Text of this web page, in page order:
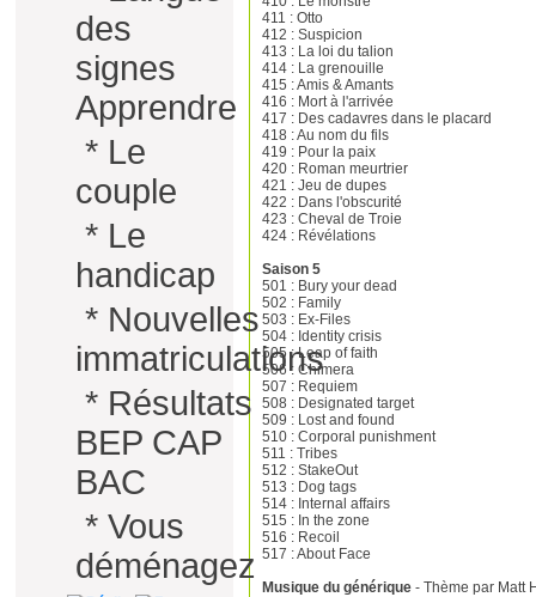
des
signes
Apprendre
* Le
couple
* Le
handicap
* Nouvelles
immatriculations
* Résultats
BEP CAP
BAC
* Vous
déménagez
411 : Otto
412 : Suspicion
413 : La loi du talion
414 : La grenouille
415 : Amis & Amants
416 : Mort à l'arrivée
417 : Des cadavres dans le placard
418 : Au nom du fils
419 : Pour la paix
420 : Roman meurtrier
421 : Jeu de dupes
422 : Dans l'obscurité
423 : Cheval de Troie
424 : Révélations
Saison 5
501 : Bury your dead
502 : Family
503 : Ex-Files
504 : Identity crisis
505 : Leap of faith
506 : Chimera
507 : Requiem
508 : Designated target
509 : Lost and found
510 : Corporal punishment
511 : Tribes
512 : StakeOut
513 : Dog tags
514 : Internal affairs
515 : In the zone
516 : Recoil
517 : About Face
Musique du générique - Thème par Matt